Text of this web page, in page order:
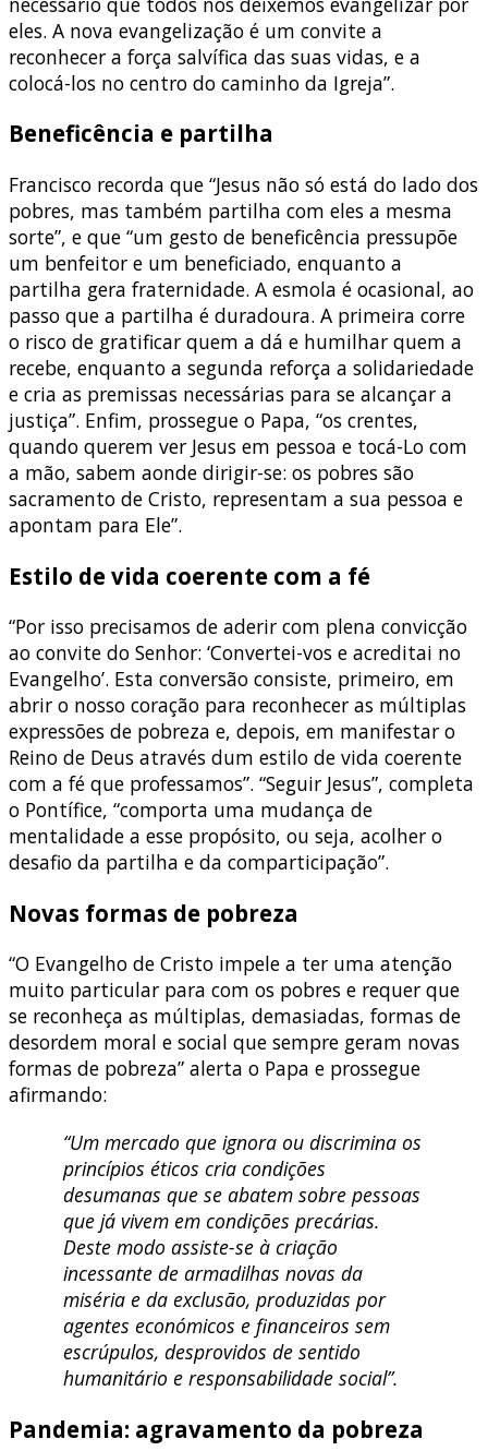
eles. A nova evangelização é um convite a
reconhecer a força salvífica das suas vidas, e a
colocá-los no centro do caminho da Igreja”.
Beneficência e partilha
Francisco recorda que “Jesus não só está do lado dos
pobres, mas também partilha com eles a mesma
sorte”, e que “um gesto de beneficência pressupõe
um benfeitor e um beneficiado, enquanto a
partilha gera fraternidade. A esmola é ocasional, ao
passo que a partilha é duradoura. A primeira corre
o risco de gratificar quem a dá e humilhar quem a
recebe, enquanto a segunda reforça a solidariedade
e cria as premissas necessárias para se alcançar a
justiça”. Enfim, prossegue o Papa, “os crentes,
quando querem ver Jesus em pessoa e tocá-Lo com
a mão, sabem aonde dirigir-se: os pobres são
sacramento de Cristo, representam a sua pessoa e
apontam para Ele”.
Estilo de vida coerente com a fé
“Por isso precisamos de aderir com plena convicção
ao convite do Senhor: ‘Convertei-vos e acreditai no
Evangelho’. Esta conversão consiste, primeiro, em
abrir o nosso coração para reconhecer as múltiplas
expressões de pobreza e, depois, em manifestar o
Reino de Deus através dum estilo de vida coerente
com a fé que professamos”. “Seguir Jesus”, completa
o Pontífice, “comporta uma mudança de
mentalidade a esse propósito, ou seja, acolher o
desafio da partilha e da comparticipação”.
Novas formas de pobreza
“O Evangelho de Cristo impele a ter uma atenção
muito particular para com os pobres e requer que
se reconheça as múltiplas, demasiadas, formas de
desordem moral e social que sempre geram novas
formas de pobreza” alerta o Papa e prossegue
afirmando:
“Um mercado que ignora ou discrimina os
princípios éticos cria condições
desumanas que se abatem sobre pessoas
que já vivem em condições precárias.
Deste modo assiste-se à criação
incessante de armadilhas novas da
miséria e da exclusão, produzidas por
agentes económicos e financeiros sem
escrúpulos, desprovidos de sentido
humanitário e responsabilidade social”.
Pandemia: agravamento da pobreza